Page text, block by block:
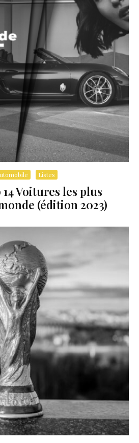
Listes
Voitures les plus
(édition 2023)